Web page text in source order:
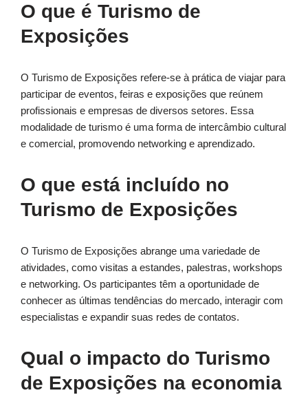
O que é Turismo de
Exposições
O Turismo de Exposições refere-se à prática de viajar para
participar de eventos, feiras e exposições que reúnem
profissionais e empresas de diversos setores. Essa
modalidade de turismo é uma forma de intercâmbio cultural
e comercial, promovendo networking e aprendizado.
O que está incluído no
Turismo de Exposições
O Turismo de Exposições abrange uma variedade de
atividades, como visitas a estandes, palestras, workshops
e networking. Os participantes têm a oportunidade de
conhecer as últimas tendências do mercado, interagir com
especialistas e expandir suas redes de contatos.
Qual o impacto do Turismo
de Exposições na economia